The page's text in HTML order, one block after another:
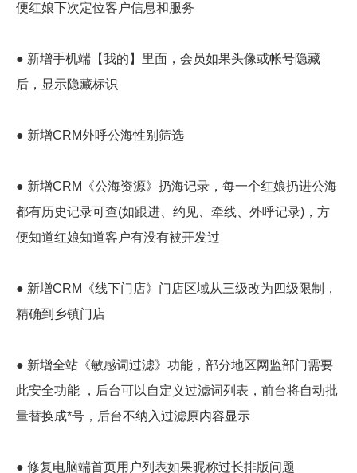
便红娘下次定位客户信息和服务
● 新增手机端【我的】里面，会员如果头像或帐号隐藏
后，显示隐藏标识
● 新增CRM外呼公海性别筛选
● 新增CRM《公海资源》扔海记录，每一个红娘扔进公海
都有历史记录可查(如跟进、约见、牵线、外呼记录)，方
便知道红娘知道客户有没有被开发过
● 新增CRM《线下门店》门店区域从三级改为四级限制，
精确到乡镇门店
● 新增全站《敏感词过滤》功能，部分地区网监部门需要
此安全功能 ，后台可以自定义过滤词列表，前台将自动批
量替换成*号，后台不纳入过滤原内容显示
● 修复电脑端首页用户列表如果昵称过长排版问题